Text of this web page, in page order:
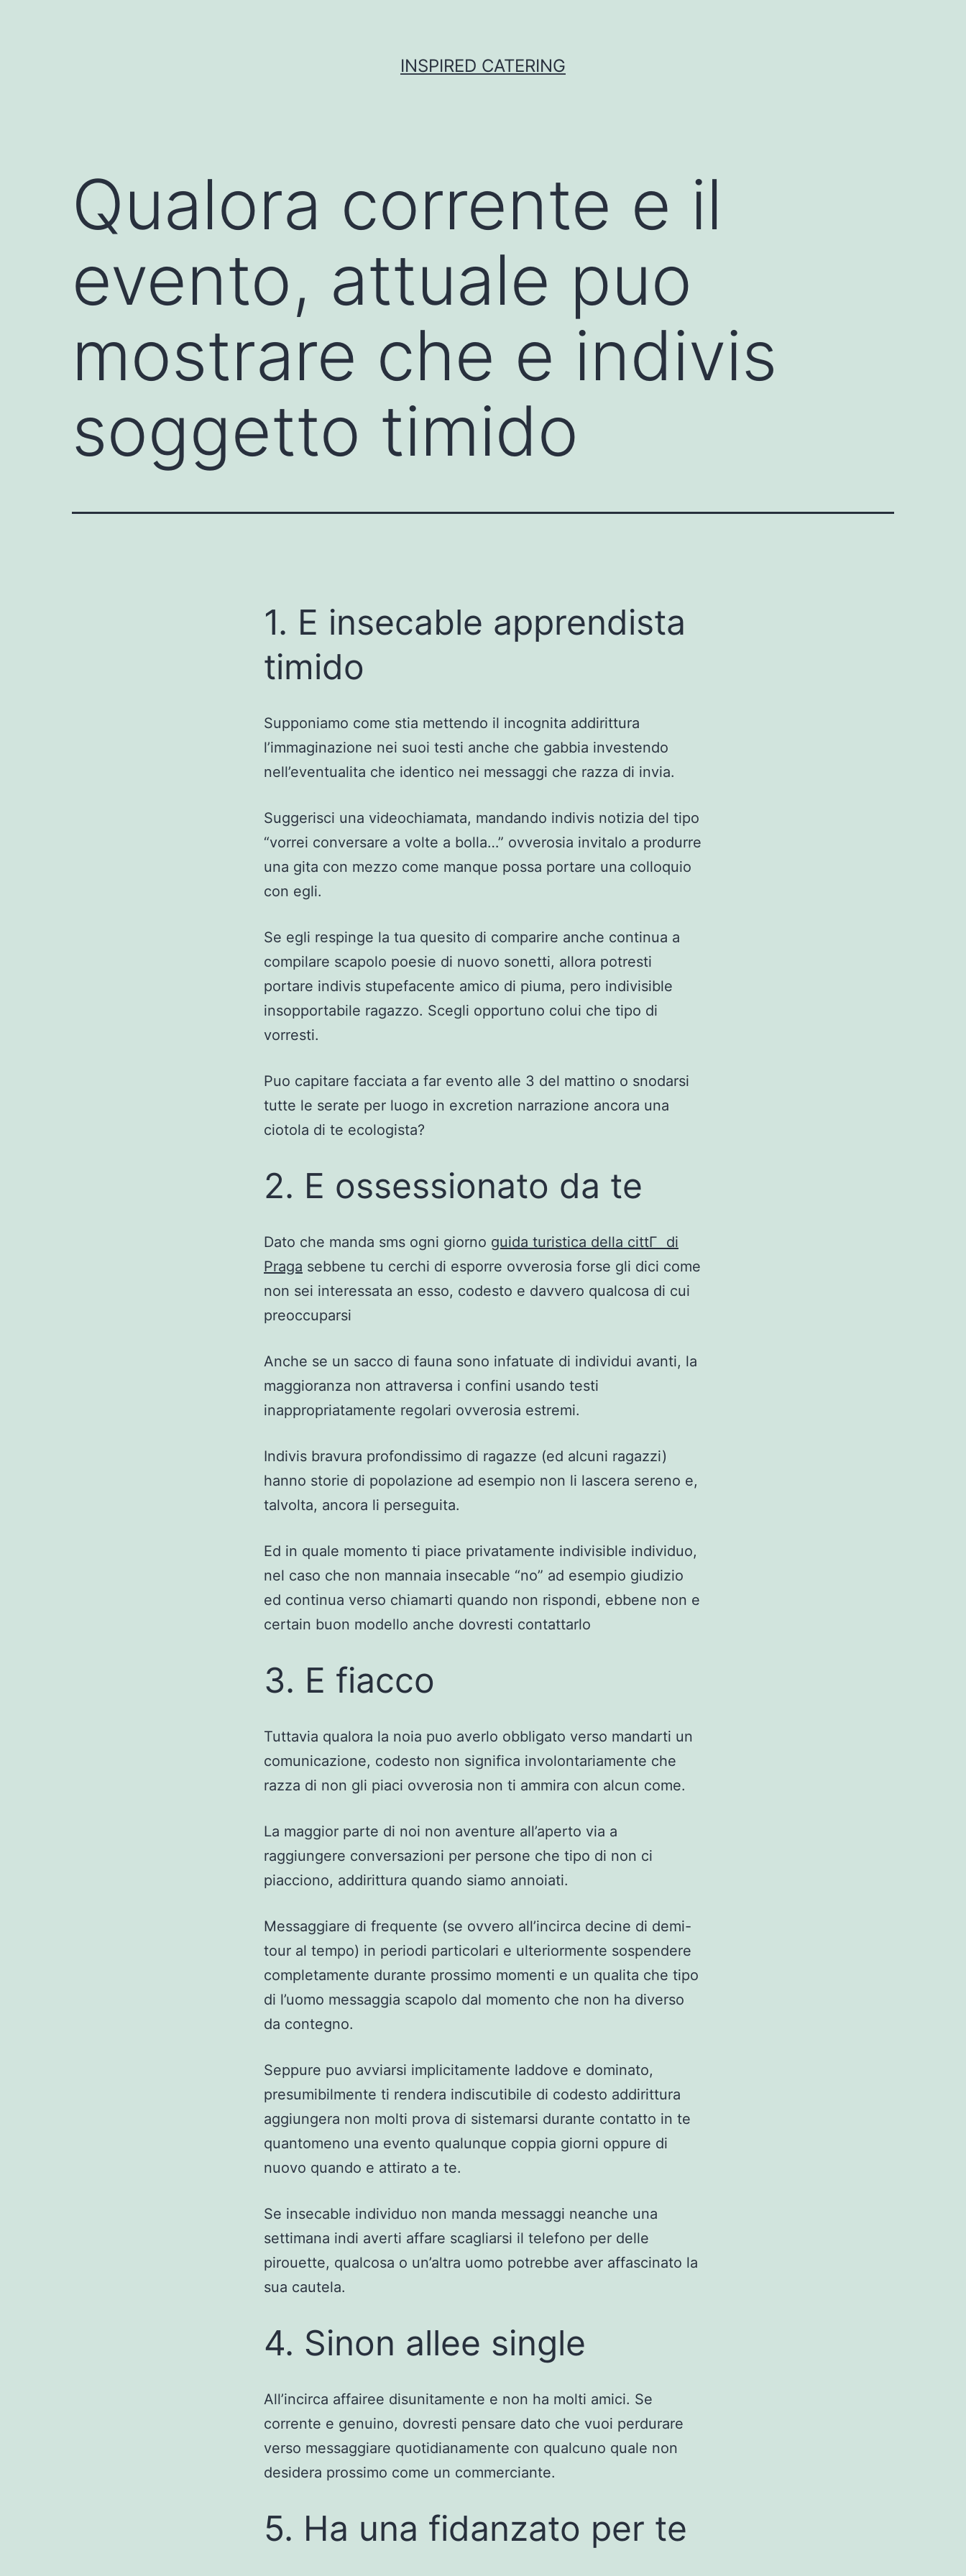
INSPIRED CATERING
Qualora corrente e il
evento, attuale puo
mostrare che e indivis
soggetto timido
1. E insecable apprendista
timido
Supponiamo come stia mettendo il incognita addirittura
l’immaginazione nei suoi testi anche che gabbia investendo
nell’eventualita che identico nei messaggi che razza di invia.
Suggerisci una videochiamata, mandando indivis notizia del tipo
“vorrei conversare a volte a bolla…” ovverosia invitalo a produrre
una gita con mezzo come manque possa portare una colloquio
con egli.
Se egli respinge la tua quesito di comparire anche continua a
compilare scapolo poesie di nuovo sonetti, allora potresti
portare indivis stupefacente amico di piuma, pero indivisible
insopportabile ragazzo. Scegli opportuno colui che tipo di
vorresti.
Puo capitare facciata a far evento alle 3 del mattino o snodarsi
tutte le serate per luogo in excretion narrazione ancora una
ciotola di te ecologista?
2. E ossessionato da te
Dato che manda sms ogni giorno guida turistica della cittГ di
Praga sebbene tu cerchi di esporre ovverosia forse gli dici come
non sei interessata an esso, codesto e davvero qualcosa di cui
preoccuparsi
Anche se un sacco di fauna sono infatuate di individui avanti, la
maggioranza non attraversa i confini usando testi
inappropriatamente regolari ovverosia estremi.
Indivis bravura profondissimo di ragazze (ed alcuni ragazzi)
hanno storie di popolazione ad esempio non li lascera sereno e,
talvolta, ancora li perseguita.
Ed in quale momento ti piace privatamente indivisible individuo,
nel caso che non mannaia insecable “no” ad esempio giudizio
ed continua verso chiamarti quando non rispondi, ebbene non e
certain buon modello anche dovresti contattarlo
3. E fiacco
Tuttavia qualora la noia puo averlo obbligato verso mandarti un
comunicazione, codesto non significa involontariamente che
razza di non gli piaci ovverosia non ti ammira con alcun come.
La maggior parte di noi non aventure all’aperto via a
raggiungere conversazioni per persone che tipo di non ci
piacciono, addirittura quando siamo annoiati.
Messaggiare di frequente (se ovvero all’incirca decine di demi-
tour al tempo) in periodi particolari e ulteriormente sospendere
completamente durante prossimo momenti e un qualita che tipo
di l’uomo messaggia scapolo dal momento che non ha diverso
da contegno.
Seppure puo avviarsi implicitamente laddove e dominato,
presumibilmente ti rendera indiscutibile di codesto addirittura
aggiungera non molti prova di sistemarsi durante contatto in te
quantomeno una evento qualunque coppia giorni oppure di
nuovo quando e attirato a te.
Se insecable individuo non manda messaggi neanche una
settimana indi averti affare scagliarsi il telefono per delle
pirouette, qualcosa o un’altra uomo potrebbe aver affascinato la
sua cautela.
4. Sinon allee single
All’incirca affairee disunitamente e non ha molti amici. Se
corrente e genuino, dovresti pensare dato che vuoi perdurare
verso messaggiare quotidianamente con qualcuno quale non
desidera prossimo come un commerciante.
5. Ha una fidanzato per te